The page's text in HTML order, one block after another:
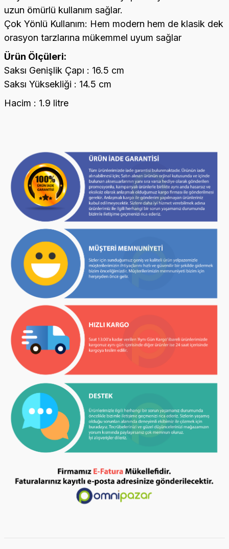
uzun ömürlü kullanım sağlar.
Çok Yönlü Kullanım: Hem modern hem de klasik dek
orasyon tarzlarına mükemmel uyum sağlar
Ürün Ölçüleri:
Saksı Genişlik Çapı : 16.5 cm
Saksı Yüksekliği : 14.5 cm
Hacim : 1.9 litre